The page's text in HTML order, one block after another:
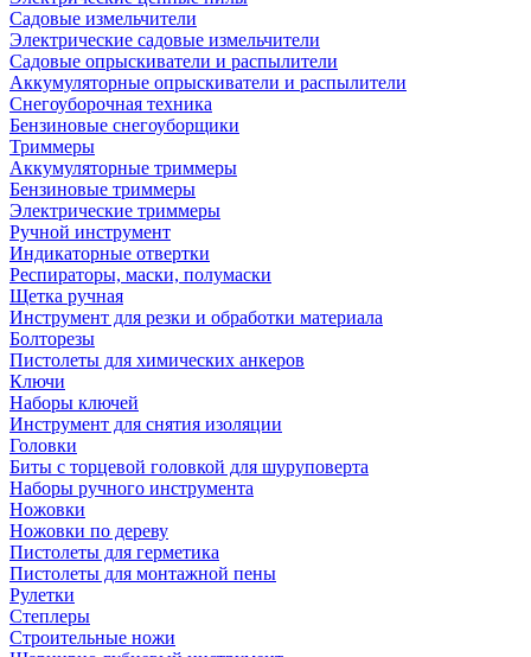
Садовые измельчители
Электрические садовые измельчители
Садовые опрыскиватели и распылители
Аккумуляторные опрыскиватели и распылители
Снегоуборочная техника
Бензиновые снегоуборщики
Триммеры
Аккумуляторные триммеры
Бензиновые триммеры
Электрические триммеры
Ручной инструмент
Индикаторные отвертки
Респираторы, маски, полумаски
Щетка ручная
Инструмент для резки и обработки материала
Болторезы
Пистолеты для химических анкеров
Ключи
Наборы ключей
Инструмент для снятия изоляции
Головки
Биты с торцевой головкой для шуруповерта
Наборы ручного инструмента
Ножовки
Ножовки по дереву
Пистолеты для герметика
Пистолеты для монтажной пены
Рулетки
Степлеры
Строительные ножи